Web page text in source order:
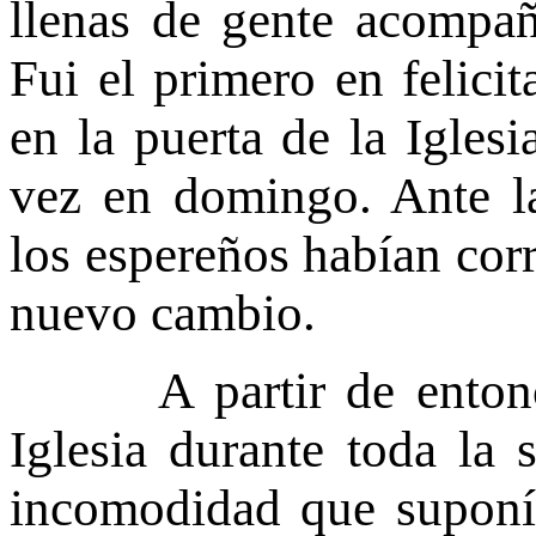
llenas de gente
Fui el primero en
en la puerta de la
vez en domingo. Ante
los espereños habían
nuevo cambio.
A partir de
Iglesia durante toda la
incomodidad que